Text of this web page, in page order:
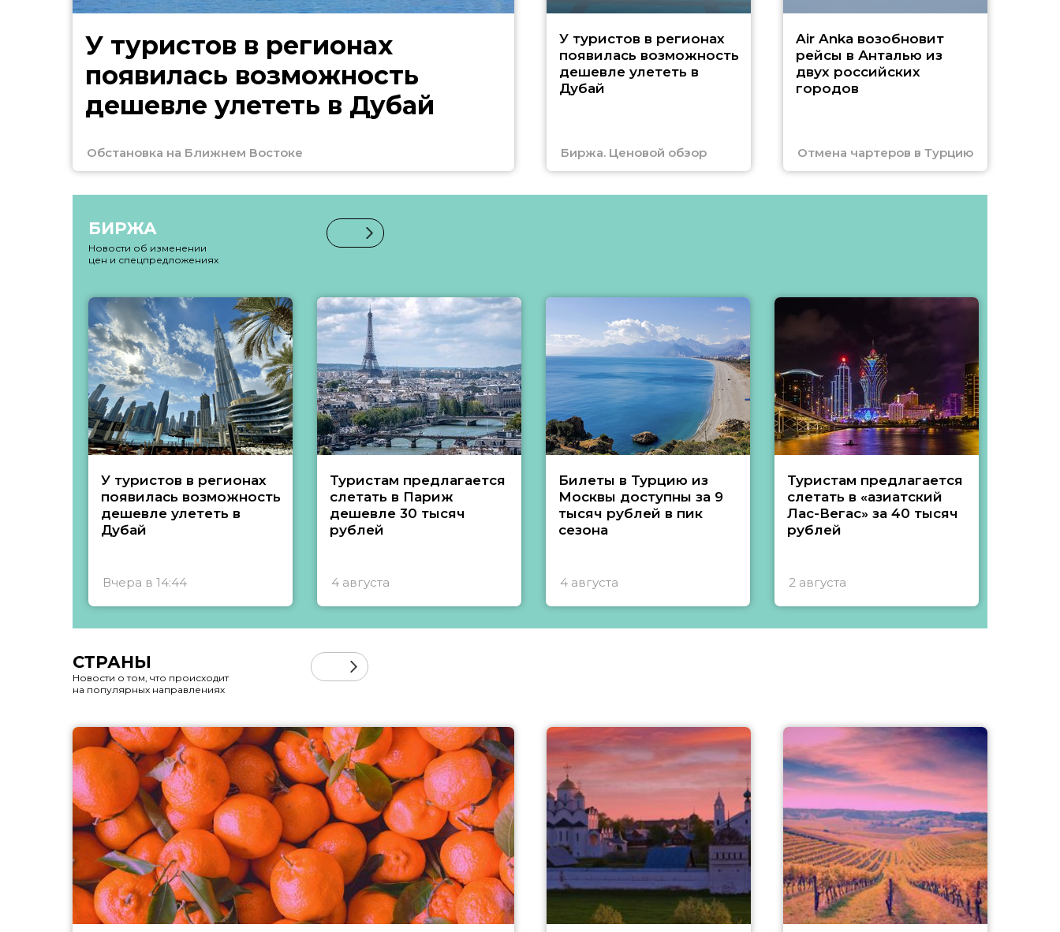
У туристов в регионах
появилась возможность
дешевле улететь в Дубай
Обстановка на Ближнем Востоке
У туристов в регионах
появилась возможность
дешевле улететь в
Дубай
Биржа. Ценовой обзор
Air Anka возобновит
рейсы в Анталью из
двух российских
городов
Отмена чартеров в Турцию
БИРЖА
Новости об изменении
цен и спецпредложениях
У туристов в регионах
появилась возможность
дешевле улететь в
Дубай
Вчера в 14:44
Туристам предлагается
слетать в Париж
дешевле 30 тысяч
рублей
4 августа
Билеты в Турцию из
Москвы доступны за 9
тысяч рублей в пик
сезона
4 августа
Туристам предлагается
слетать в «азиатский
Лас-Вегас» за 40 тысяч
рублей
2 августа
СТРАНЫ
Новости о том, что происходит
на популярных направлениях